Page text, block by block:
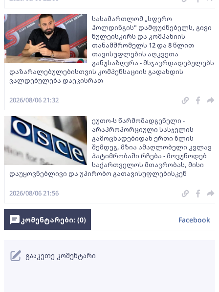
სასამართლომ „სფერო
ჰოლდინგის" დამფუძნებელს, გივი
წულეისკირს და კომპანიის
თანამშრომელს 12 და 8 წლით
თავისუფლების აღკვეთა
განუსაზღვრა - მსჯავრდადებულებს
დაზარალებულებისთვის კომპენსაციის გადახდის
ვალდებულება დაეკისრათ
2026/08/06 21:32
ეუთო-ს წარმომადგენელი -
არაპროპორციული სასჯელის
გამოცხადებიდან ერთი წლის
შემდეგ, მზია ამაღლობელი კვლავ
პატიმრობაში რჩება - მოვუწოდებ
საქართველოს მთავრობას, მისი
დაუყოვნებლივი და უპირობო გათავისუფლებისკენ
2026/08/06 21:56
კომენტარები: (0) Facebook
გააკეთე კომენტარი